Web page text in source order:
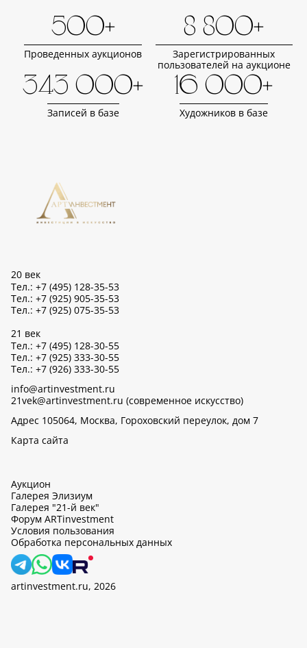
500+
Проведенных аукционов
8 800+
Зарегистрированных
пользователей на аукционе
343 000+
Записей в базе
16 000+
Художников в базе
20 век
Тел.: +7 (495) 128-35-53
Тел.: +7 (925) 905-35-53
Тел.: +7 (925) 075-35-53
21 век
Тел.: +7 (495) 128-30-55
Тел.: +7 (925) 333-30-55
Тел.: +7 (926) 333-30-55
info@artinvestment.ru
21vek@artinvestment.ru (современное искусство)
Адрес 105064, Москва, Гороховский переулок, дом 7
Карта сайта
Аукцион
Галерея Элизиум
Галерея "21-й век"
Форум ARTinvestment
Условия пользования
Обработка персональных данных
artinvestment.ru, 2026